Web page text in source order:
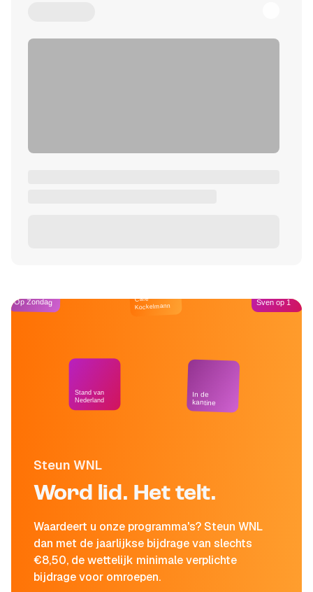
Steun WNL
Word lid. Het telt.
Waardeert u onze programma's? Steun WNL
dan met de jaarlijkse bijdrage van slechts
€8,50, de wettelijk minimale verplichte
bijdrage voor omroepen.
Op Zondag
Stand van
Nederland
Café
Kockelmann
In de
kantine
Sven op 1